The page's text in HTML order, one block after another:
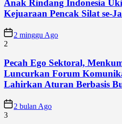
Anak Rindang Indonesia
Kejuaraan Pencak Silat se-
2 minggu Ago
2
Pecah Ego Sektoral,
Luncurkan Forum
Lahirkan Aturan Berbasis
2 bulan Ago
3